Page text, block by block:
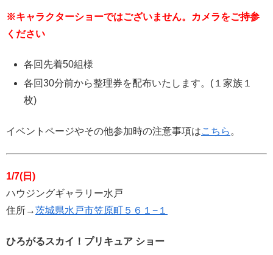
※キャラクターショーではございません。カメラをご持参
ください
各回先着50組様
各回30分前から整理券を配布いたします。(１家族１
枚)
イベントページやその他参加時の注意事項はこちら 。
1/7(日)
ハウジングギャラリー水戸
住所→茨城県水戸市笠原町５６１−１
ひろがるスカイ！プリキュア ショー